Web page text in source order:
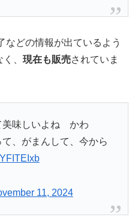
などの情報が出ているよう
、 現在も販売されていま
美味しいよね かわ
、がまんして、今から
11, 2024